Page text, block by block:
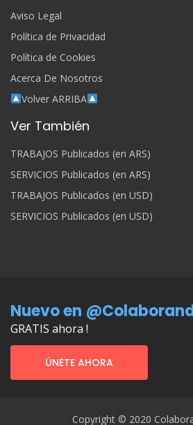
Aviso Legal
Política de Privacidad
Política de Cookies
Acerca De Nosotros
Volver ARRIBA
Ver También
TRABAJOS Publicados (en ARS)
SERVICIOS Publicados (en ARS)
TRABAJOS Publicados (en USD)
SERVICIOS Publicados (en USD)
Nuevo en
GRATIS ahora !
ÚNETE AHORA
Copyright © 2020